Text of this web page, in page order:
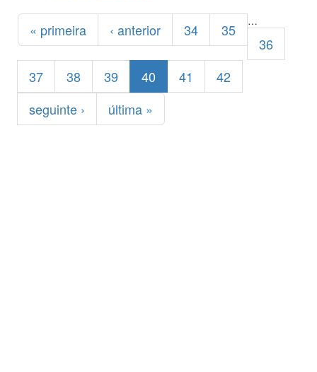
Páginas
« primeira ‹ anterior …
34 35
36
37
38 39 40 41
42
seguinte ›
última »